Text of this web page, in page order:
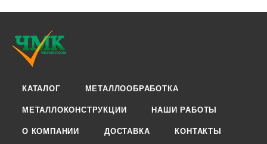
КАТАЛОГ МЕТАЛЛООБРАБОТКА
МЕТАЛЛОКОНСТРУКЦИИ НАШИ РАБОТЫ
О КОМПАНИИ ДОСТАВКА КОНТАКТЫ